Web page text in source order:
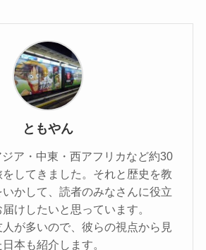
ともやん
ア・中東・西アフリカなど約30
してきました。それと歴史を教
いかして、読者のみなさんに役立
けしたいと思っています。
人が多いので、彼らの視点から見
日本も紹介します。